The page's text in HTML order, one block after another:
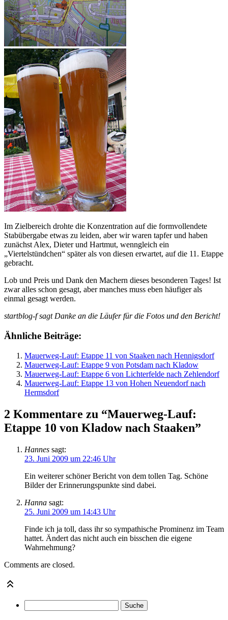
Im Zielbereich drohte die Konzentration auf die formvollendete
Stabübergabe etwas zu leiden, aber wir waren tapfer und haben
zunächst Alex, Dieter und Hartmut, wenngleich ein
„Viertelstündchen“ später als von diesen erwartet, auf die 11. Etappe
gebracht.
Lob und Preis und Dank den Machern dieses besonderen Tages! Ist
zwar alles schon gesagt, aber manches muss eben häufiger als
einmal gesagt werden.
startblog-f sagt Danke an die Läufer für die Fotos und den Bericht!
Ähnliche Beiträge:
Mauerweg-Lauf: Etappe 11 von Staaken nach Hennigsdorf
Mauerweg-Lauf: Etappe 9 von Potsdam nach Kladow
Mauerweg-Lauf: Etappe 6 von Lichterfelde nach Zehlendorf
Mauerweg-Lauf: Etappe 13 von Hohen Neuendorf nach
Hermsdorf
2 Kommentare zu “Mauerweg-Lauf:
Etappe 10 von Kladow nach Staaken”
Hannes sagt:
23. Juni 2009 um 22:46 Uhr
Ein weiterer schöner Bericht von dem tollen Tag. Schöne
Bilder der Erinnerungspunkte sind dabei.
Hanna sagt:
25. Juni 2009 um 14:43 Uhr
Finde ich ja toll, dass ihr so sympathische Prominenz im Team
hattet. Ändert das nicht auch ein bisschen die eigene
Wahrnehmung?
Comments are closed.